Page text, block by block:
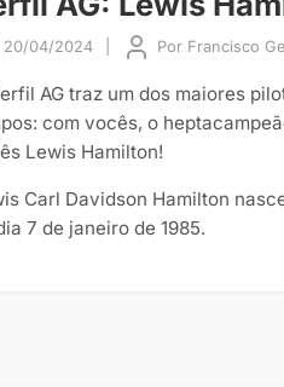
20/04/2024 Por Francisco
AG traz um dos maiores
com vocês, o
Lewis Hamilton!
Carl Davidson Hamilton
7 de janeiro de 1985.